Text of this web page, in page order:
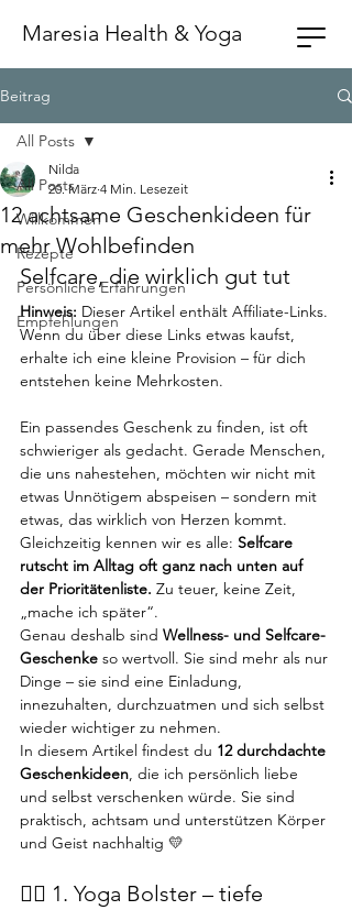
Maresia Health & Yoga
Beitrag
All Posts
Willkommen
Rezepte
Persönliche Erfahrungen
Empfehlungen
All Posts
12 achtsame Geschenkideen für
mehr Wohlbefinden
Nilda
20. März 4 Min. Lesezeit
Selfcare, die wirklich gut tut
Hinweis: Dieser Artikel enthält Affiliate-Links.
Wenn du über diese Links etwas kaufst,
erhalte ich eine kleine Provision – für dich
entstehen keine Mehrkosten.
Ein passendes Geschenk zu finden, ist oft
schwieriger als gedacht. Gerade Menschen,
die uns nahestehen, möchten wir nicht mit
etwas Unnötigem abspeisen – sondern mit
etwas, das wirklich von Herzen kommt.
Gleichzeitig kennen wir es alle: Selfcare
rutscht im Alltag oft ganz nach unten auf
der Prioritätenliste. Zu teuer, keine Zeit,
„mache ich später“.
Genau deshalb sind Wellness- und Selfcare-
Geschenke so wertvoll. Sie sind mehr als nur
Dinge – sie sind eine Einladung,
innezuhalten, durchzuatmen und sich selbst
wieder wichtiger zu nehmen.
In diesem Artikel findest du 12 durchdachte
Geschenkideen, die ich persönlich liebe
und selbst verschenken würde. Sie sind
praktisch, achtsam und unterstützen Körper
und Geist nachhaltig 💛
🧘‍♀️ 1. Yoga Bolster – tiefe